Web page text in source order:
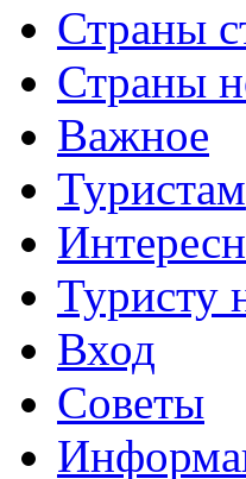
Страны
Страны
Важное
Туристам
Туристу
Вход
Советы